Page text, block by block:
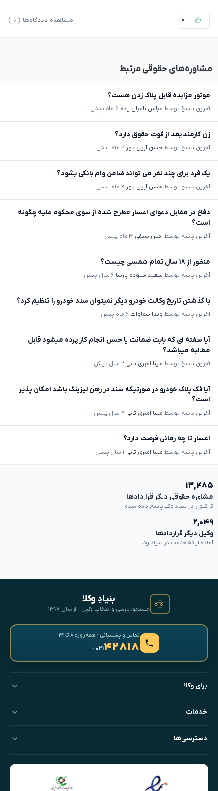
۰ مشاهده دیدگاه‌ها ( ۰
مشاوره‌های حقوقی مرتبط
موتور مزایده قابل پلاک زدن هست؟
آخرین پاسخ توسط عباس باغبان زاده ۶ ماه پیش
زن کارمند بعد از فوت حقوق دارد؟
آخرین پاسخ توسط حسن آرین پور ۲ ماه پیش
یک فرد برای چند نفر می تواند ضامن وام بانکی بشود؟
آخرین پاسخ توسط حسن آرین پور ۲ ماه پیش
دفاع در مقابل دعوای اعسار مطرح شده از سوی محکوم علیه چگونه
است؟
آخرین پاسخ توسط امین سیفی ۳ ماه پیش
منظور از ۱۸ سال تمام شمسی چیست؟
آخرین پاسخ توسط سعید ستوده پارسا ۶ سال پیش
با گذشتن تاریخ وکالت خودرو دیگر نمیتوان سند خودرو را تنظیم کرد؟
آخرین پاسخ توسط ویدا سماوات ۶ ماه پیش
آیا سفته ای که بابت ضمانت یا حسن انجام کار پرده میشود قابل
مطالبه میباشد؟
آخرین پاسخ توسط مینا امیری ثانی ۲ سال پیش
آیا فک پلاک خودرو در صورتیکه سند در رهن لیزینگ باشد امکان پذیر
است؟
آخرین پاسخ توسط مینا امیری ثانی ۲ سال پیش
اعسار تا چه زمانی فرصت دارد؟
آخرین پاسخ توسط مینا امیری ثانی ۱ سال پیش
۱۳,۴۸۵
مشاوره حقوقی دیگر قراردادها
تا کنون در بنیاد وکلا پاسخ داده شده
۲,۰۴۹
وکیل دیگر قراردادها
آماده ارائه خدمت در بنیاد وکلا
بنیادِ وکلا
جستجو، بررسی و انتخابِ وکیل · از سال ۱۳۸۷
تماس و پشتیبانی · همه‌روزه ۸ تا ۲۴
۴۲۸۱۸- ۰۲۱
برای وکلا
خدمات
دسترسی‌ها